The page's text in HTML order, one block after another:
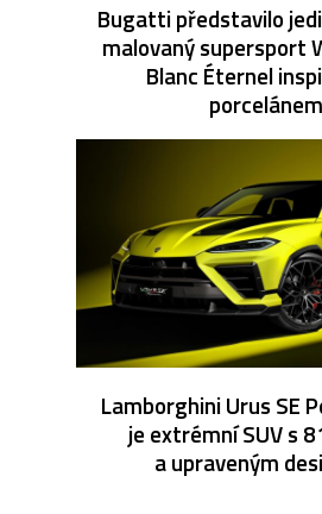
Bugatti představilo
malovaný supersport
Blanc Éternel
porcelánem
Lamborghini Urus SE
je extrémní SUV s
a upraveným